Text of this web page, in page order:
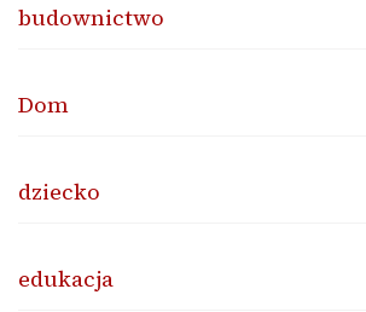
budownictwo
Dom
dziecko
edukacja